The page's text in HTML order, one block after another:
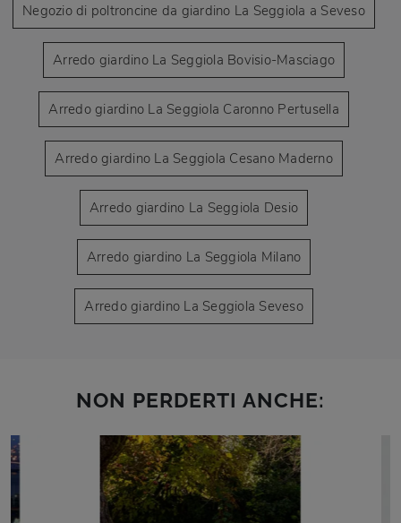
Negozio di poltroncine da giardino La Seggiola a Seveso
Arredo giardino La Seggiola Bovisio-Masciago
Arredo giardino La Seggiola Caronno Pertusella
Arredo giardino La Seggiola Cesano Maderno
Arredo giardino La Seggiola Desio
Arredo giardino La Seggiola Milano
Arredo giardino La Seggiola Seveso
NON PERDERTI ANCHE: